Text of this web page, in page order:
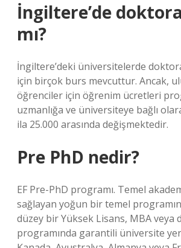
İngiltere’de
mı?
İngiltere’deki üniversitelerde
için birçok burs mevcuttur. Ancak,
öğrenciler için öğrenim ücretleri
uzmanlığa ve üniversiteye bağlı
ila 25.000 arasında değişmektedir.
Pre PhD nedir?
EF Pre-PhD programı. Temel
sağlayan yoğun bir temel
düzey bir Yüksek Lisans, MBA veya
programında garantili üniversite